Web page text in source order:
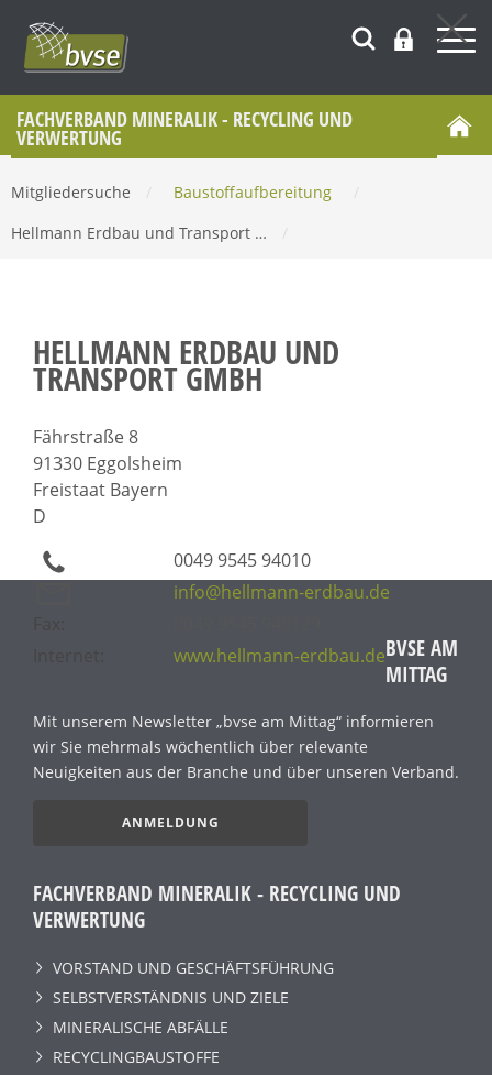
FACHVERBAND MINERALIK - RECYCLING UND
VERWERTUNG
Mitgliedersuche Baustoffaufbereitung
Hellmann Erdbau und Transport …
HELLMANN ERDBAU UND
TRANSPORT GMBH
Fährstraße 8
91330 Eggolsheim
Freistaat Bayern
D
0049 9545 94010
info@hellmann-erdbau.de
www.hellmann-erdbau.deBVSE AM
MITTAG
Mit unserem Newsletter „bvse am Mittag“ informieren
wir Sie mehrmals wöchentlich über relevante
Neuigkeiten aus der Branche und über unseren Verband.
ANMELDUNG
FACHVERBAND MINERALIK - RECYCLING UND
VERWERTUNG
VORSTAND UND GESCHÄFTSFÜHRUNG
SELBSTVERSTÄNDNIS UND ZIELE
MINERALISCHE ABFÄLLE
RECYCLINGBAUSTOFFE